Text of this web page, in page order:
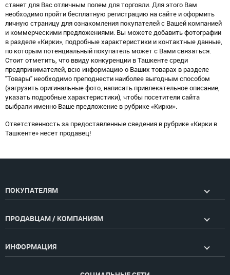
станет для Вас отличным полем для торговли. Для этого Вам
необходимо пройти бесплатную регистрацию на сайте и оформить
личную страницу для ознакомления покупателей с Вашей компанией
и коммерческими предложениями. Вы можете добавить фотографии
в разделе «Кирки», подробные характеристики и контактные данные,
по которым потенциальный покупатель может с Вами связаться.
Стоит отметить, что ввиду конкуренции в Ташкенте среди
предпринимателей, всю информацию о Ваших товарах в разделе
"Товары" необходимо преподнести наиболее выгодным способом
(загрузить оригинальные фото, написать привлекательное описание,
указать подробные характеристики), чтобы посетители сайта
выбрали именно Ваше предложение в рубрике «Кирки».
Ответственность за предоставленные сведения в рубрике «Кирки в
Ташкенте» несет продавец!
ПОКУПАТЕЛЯМ
ПРОДАВЦАМ / КОМПАНИЯМ
ИНФОРМАЦИЯ